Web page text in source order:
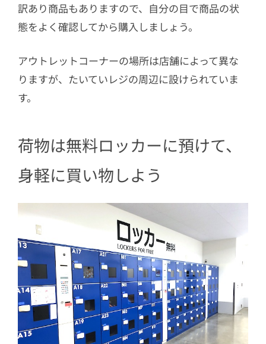
訳あり商品もありますので、自分の目で商品の状
態をよく確認してから購入しましょう。
アウトレットコーナーの場所は店舗によって異な
りますが、たいていレジの周辺に設けられていま
す。
荷物は無料ロッカーに預けて、
身軽に買い物しよう